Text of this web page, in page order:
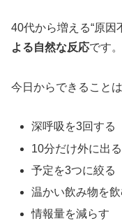
40代から増える“原因
よる自然な反応です。
今日からできること
深呼吸を3回する
10分だけ外に出る
予定を3つに絞る
温かい飲み物を飲
情報量を減らす